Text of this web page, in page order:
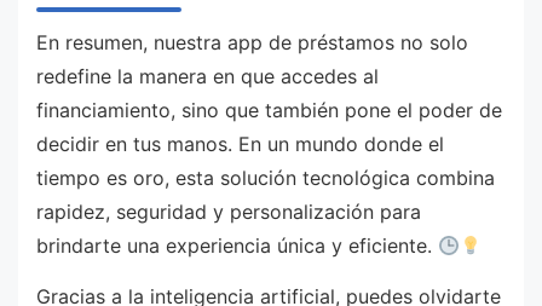
En resumen, nuestra app de préstamos no solo
redefine la manera en que accedes al
financiamiento, sino que también pone el poder de
decidir en tus manos. En un mundo donde el
tiempo es oro, esta solución tecnológica combina
rapidez, seguridad y personalización para
brindarte una experiencia única y eficiente.
Gracias a la inteligencia artificial, puedes olvidarte